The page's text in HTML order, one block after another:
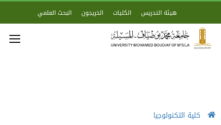
هيئة التدريس الكليات الخريجون البحث العلمي
كلية التكنولوجيا